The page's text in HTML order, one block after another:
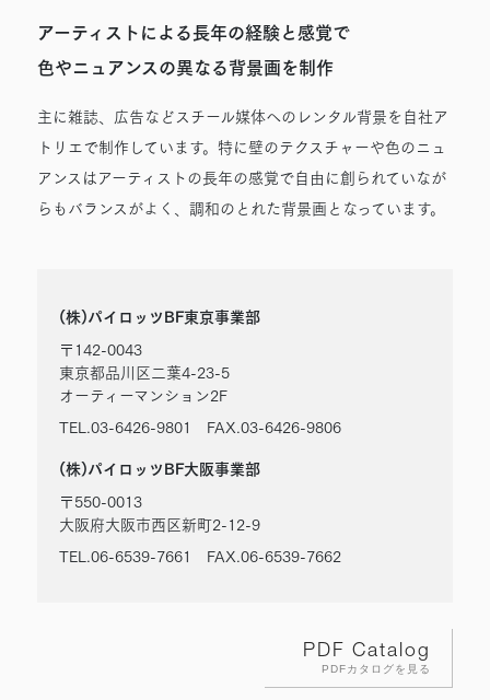
アーティストによる長年の経験と感覚で
色やニュアンスの異なる背景画を制作
主に雑誌、広告などスチール媒体へのレンタル背景を自社ア
トリエで制作しています。特に壁のテクスチャーや色のニュ
アンスはアーティストの長年の感覚で自由に創られていなが
らもバランスがよく、調和のとれた背景画となっています。
(株)パイロッツBF東京事業部
〒142-0043
東京都品川区二葉4-23-5
オーティーマンション2F
TEL.03-6426-9801 FAX.03-6426-9806
(株)パイロッツBF大阪事業部
〒550-0013
大阪府大阪市西区新町2-12-9
TEL.06-6539-7661 FAX.06-6539-7662
PDF Catalog
PDFカタログを見る